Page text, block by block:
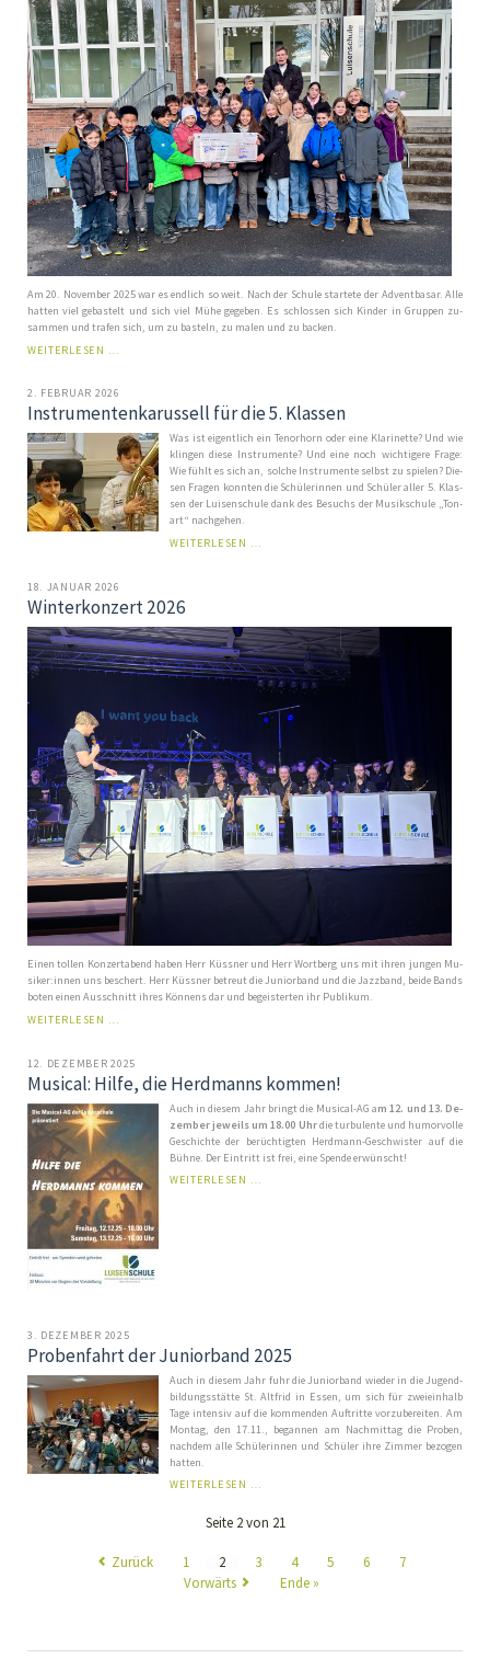
6.
KLASSEN
AUF
SCHATZSUCHE
MIT
THEATRE@SCHOOL
Am 20. No­vem­ber 2025 war es end­lich so weit. Nach der Schu­le star­te­te der Ad­vent­ba­sar. Al­le
hat­ten viel ge­bas­telt und sich viel Mü­he ge­ge­ben. Es schlos­sen sich Kin­der in Grup­pen zu­
sam­men und tra­fen sich, um zu bas­teln, zu ma­len und zu ba­cken.
WEITERLESEN …
2. FEBRUAR 2026
Instrumentenkarussell für die 5. Klassen
Was ist ei­gent­lich ein Te­nor­horn o­der ei­ne Kla­ri­net­te? Und wie
klin­gen die­se In­stru­men­te? Und ei­ne noch wich­ti­ge­re Fra­ge:
Wie fühlt es sich an, sol­che In­stru­men­te selbst zu spie­len? Die­
sen Fra­gen konn­ten die Schü­le­rin­nen und Schü­ler al­ler 5. Klas­
sen der Lu­i­sen­schu­le dank des Be­suchs der Mu­sik­schu­le „Ton­
art“ nach­ge­hen.
WEITERLESEN …
18. JANUAR 2026
Winterkonzert 2026
Ei­nen tol­len Kon­zert­a­bend ha­ben Herr Küss­ner und Herr Wort­berg uns mit ih­ren jun­gen Mu­
si­ker:in­nen uns be­schert. Herr Küss­ner be­treut die Ju­ni­or­band und die Jazz­band, bei­de Bands
bo­ten ei­nen Aus­schnitt ih­res Kön­nens dar und be­geis­ter­ten ihr Pu­bli­kum.
WEITERLESEN …
12. DEZEMBER 2025
Musical: Hilfe, die Herdmanns kommen!
Auch in die­sem Jahr bringt die Mu­si­cal-AG am 12. und 13. De­
zem­ber je­weils um 18.00 Uhrdie tur­bu­len­te und hu­mor­vol­le
Ge­schich­te der be­rüch­tig­ten Herd­mann-Ge­schwis­ter auf die
Büh­ne. Der Eintritt ist frei, eine Spende erwünscht!
WEITERLESEN …
3. DEZEMBER 2025
Probenfahrt der Juniorband 2025
Auch in diesem Jahr fuhr die Ju­nior­band wie­der in die Ju­gend­
bil­dungs­stät­te St. Alt­frid in Es­sen, um sich für zwei­ein­halb
Ta­ge in­ten­siv auf die kom­men­den Auf­trit­te vor­zu­be­rei­ten. Am
Mon­tag, den 17.11., be­gan­nen am Nach­mit­tag die Pro­ben,
nach­dem al­le Schü­ler­in­nen und Schü­ler ihre Zim­mer be­zo­gen
hat­ten.
WEITERLESEN …
JUNIORBAND
Seite 2 von 21
Zurück 1 2 3 4 5 6
7
Vorwärts
Ende »